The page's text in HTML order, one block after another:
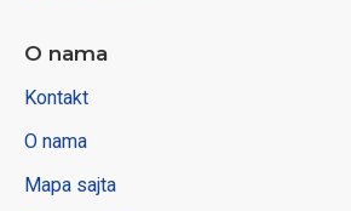
O nama
Kontakt
O nama
Mapa sajta